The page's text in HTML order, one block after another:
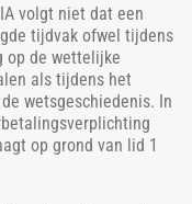
volgt niet dat een
tijdvak ofwel tijdens
op de wettelijke
als tijdens het
wetsgeschiedenis. In
op grond van lid 1